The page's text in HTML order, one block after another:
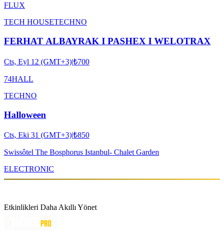
FLUX
TECH HOUSETECHNO
FERHAT ALBAYRAK I PASHEX I WELOTRAX
Cts, Eyl 12 (GMT+3)|₺700
74HALL
TECHNO
Halloween
Cts, Eki 31 (GMT+3)|₺850
Swissôtel The Bosphorus Istanbul- Chalet Garden
ELECTRONIC
Etkinlikleri Daha Akıllı Yönet